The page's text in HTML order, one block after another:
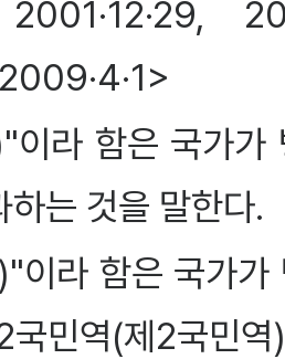
이라 함은 국가가
하는 것을 말한다.
이라 함은 국가가
국민역(제2국민